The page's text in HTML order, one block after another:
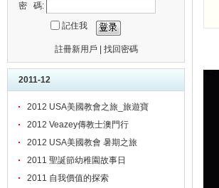
密 碼:
記住我
註冊新用戶 找回密碼
2011-12
2012 USA美國教會之旅_旅遊寶
2012 Veazey傳教士澳門行
2012 USA美國教會 暑期之旅
2011 聖誕節幼稚園故事日
2011 自我價值的探索